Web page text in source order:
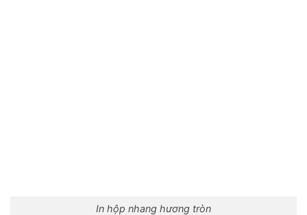
In hộp nhang hương tròn